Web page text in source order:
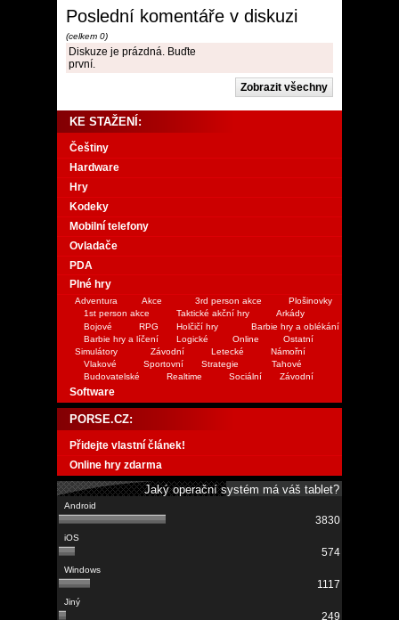
Poslední komentáře v diskuzi
(celkem 0)
Diskuze je prázdná. Buďte
první.
KE STAŽENÍ:
Češtiny
Hardware
Hry
Kodeky
Mobilní telefony
Ovladače
PDA
Plné hry
Adventura Akce 3rd person akce
Plošinovky
1st person akce
Taktické akční hry
Arkády
Bojové
RPG Holčičí hry
Barbie hry a oblékání
Barbie hry a líčení
Logické Online
Ostatní
Simulátory
Závodní Letecké
Námořní
Vlakové
Sportovní Strategie
Tahové
Budovatelské
Realtime Sociální Závodní
Software
PORSE.CZ:
Přidejte vlastní článek!
Online hry zdarma
Jaký operační systém má váš tablet?
3830
574
1117
249